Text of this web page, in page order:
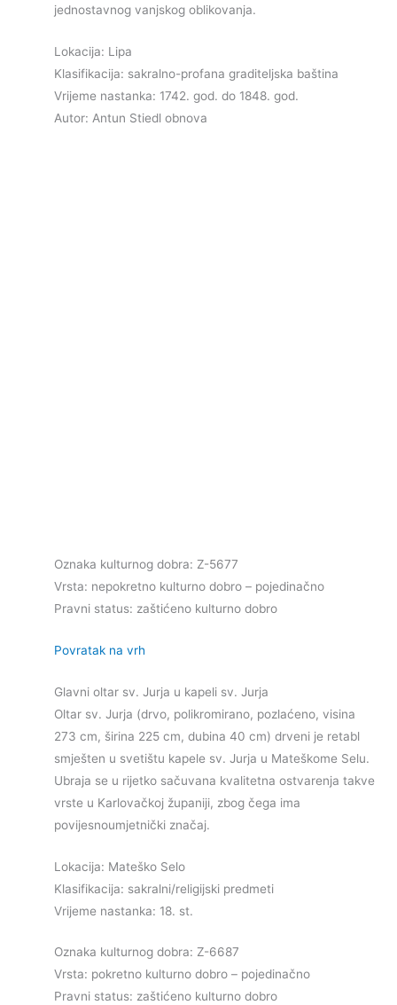
jednostavnog vanjskog oblikovanja.
Lokacija: Lipa
Klasifikacija: sakralno-profana graditeljska baština
Vrijeme nastanka: 1742. god. do 1848. god.
Autor: Antun Stiedl obnova
Oznaka kulturnog dobra: Z-5677
Vrsta: nepokretno kulturno dobro – pojedinačno
Pravni status: zaštićeno kulturno dobro
Povratak na vrh
Glavni oltar sv. Jurja u kapeli sv. Jurja
Oltar sv. Jurja (drvo, polikromirano, pozlaćeno, visina
273 cm, širina 225 cm, dubina 40 cm) drveni je retabl
smješten u svetištu kapele sv. Jurja u Mateškome Selu.
Ubraja se u rijetko sačuvana kvalitetna ostvarenja takve
vrste u Karlovačkoj županiji, zbog čega ima
povijesnoumjetnički značaj.
Lokacija: Mateško Selo
Klasifikacija: sakralni/religijski predmeti
Vrijeme nastanka: 18. st.
Oznaka kulturnog dobra: Z-6687
Vrsta: pokretno kulturno dobro – pojedinačno
Pravni status: zaštićeno kulturno dobro